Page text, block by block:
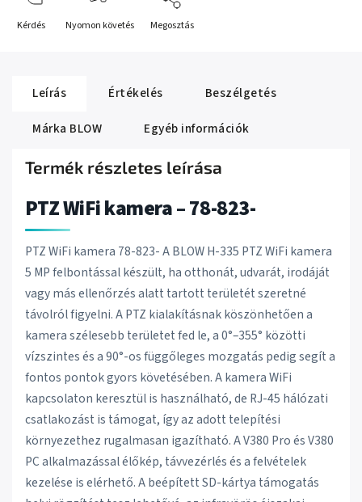
Kérdés Nyomon követés Megosztás
Leírás Értékelés
Beszélgetés
Márka BLOW Egyéb információk
Termék részletes leírása
PTZ WiFi kamera – 78-823-
PTZ WiFi kamera 78-823- A BLOW H-335 PTZ WiFi kamera
5 MP felbontással készült, ha otthonát, udvarát, irodáját
vagy más ellenőrzés alatt tartott területét szeretné
távolról figyelni. A PTZ kialakításnak köszönhetően a
kamera szélesebb területet fed le, a 0°–355° közötti
vízszintes és a 90°-os függőleges mozgatás pedig segít a
fontos pontok gyors követésében. A kamera WiFi
kapcsolaton keresztül is használható, de RJ-45 hálózati
csatlakozást is támogat, így az adott telepítési
környezethez rugalmasan igazítható. A V380 Pro és V380
PC alkalmazással élőkép, távvezérlés és a felvételek
kezelése is elérhető. A beépített SD-kártya támogatás